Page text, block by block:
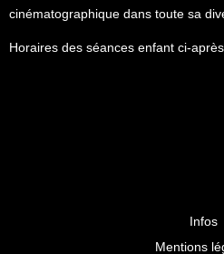
cinématographique dans toute sa
Horaires des séances enfant ci-
Infos
Mentions